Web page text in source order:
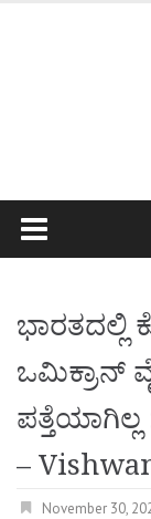
ಭಾರತದಲ್ಲಿ
ಒಮಿಕ್ರಾನ್
–
November 30,